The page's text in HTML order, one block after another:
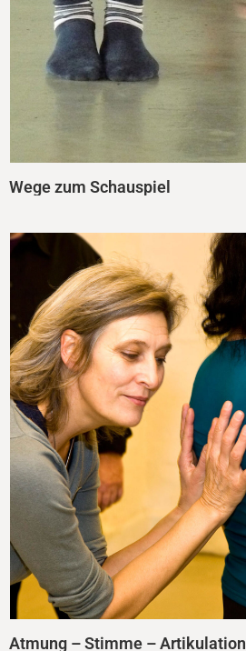
Wege zum Schauspiel
Atmung – Stimme – Artikulation